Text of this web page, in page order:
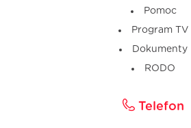
Pomoc
Program TV
Dokumenty
RODO
Telefon